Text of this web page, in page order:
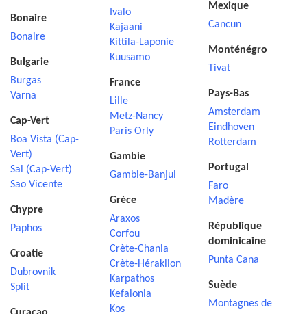
Bonaire
Bonaire
Bulgarie
Burgas
Varna
Cap-Vert
Boa Vista (Cap-
Vert)
Sal (Cap-Vert)
Sao Vicente
Chypre
Paphos
Croatie
Dubrovnik
Split
Ivalo
Kajaani
Kittila-Laponie
Kuusamo
France
Lille
Metz-Nancy
Paris Orly
Gambie
Gambie-Banjul
Grèce
Araxos
Corfou
Crète-Chania
Crète-Héraklion
Karpathos
Kefalonia
Kos
Mexique
Cancun
Monténégro
Tivat
Pays-Bas
Amsterdam
Eindhoven
Rotterdam
Portugal
Faro
Madère
République
dominicaine
Punta Cana
Suède
Montagnes de